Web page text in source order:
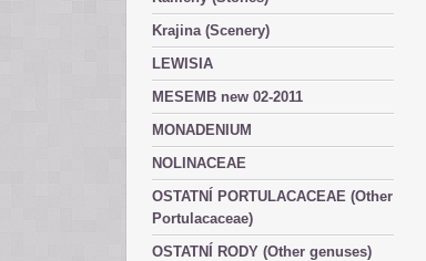
Krajina (Scenery)
LEWISIA
MESEMB new 02-2011
MONADENIUM
NOLINACEAE
OSTATNÍ PORTULACACEAE (Other
Portulacaceae)
OSTATNÍ RODY (Other genuses)